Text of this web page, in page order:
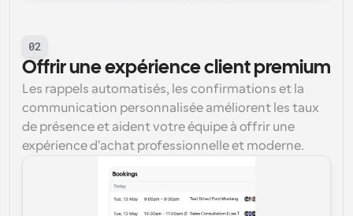
02
Offrir une expérience client premium
Les rappels automatisés, les confirmations et la
communication personnalisée améliorent les taux
de présence et aident votre équipe à offrir une
expérience d'achat professionnelle et moderne.